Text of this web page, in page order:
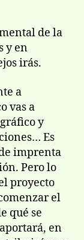
de la
y en
irás.
a
vas a
y
Es
imprenta
Pero lo
proyecto
el
qué se
en